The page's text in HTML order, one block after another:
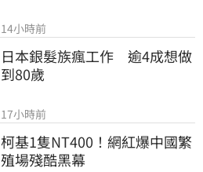
14小時前
日本銀髮族瘋工作　逾4成想做
到80歲
17小時前
柯基1隻NT400！網紅爆中國繁
殖場殘酷黑幕